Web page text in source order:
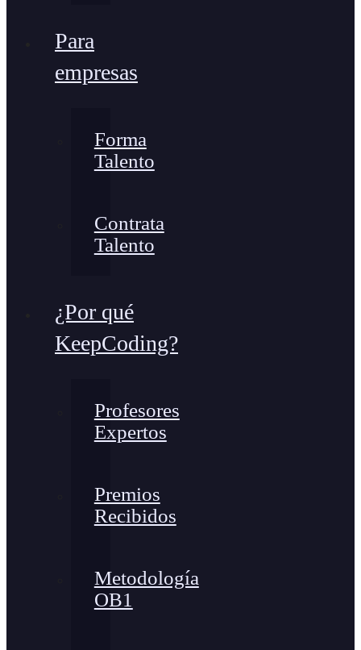
Para
empresas
Forma
Talento
Contrata
Talento
¿Por qué
KeepCoding?
Profesores
Expertos
Premios
Recibidos
Metodología
OB1